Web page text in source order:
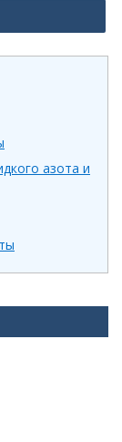
азота и